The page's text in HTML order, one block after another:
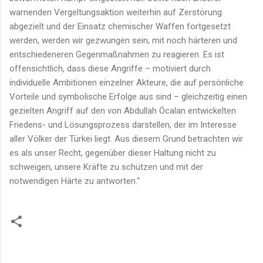
warnenden Vergeltungsaktion weiterhin auf Zerstörung
abgezielt und der Einsatz chemischer Waffen fortgesetzt
werden, werden wir gezwungen sein, mit noch härteren und
entschiedeneren Gegenmaßnahmen zu reagieren. Es ist
offensichtlich, dass diese Angriffe – motiviert durch
individuelle Ambitionen einzelner Akteure, die auf persönliche
Vorteile und symbolische Erfolge aus sind – gleichzeitig einen
gezielten Angriff auf den von Abdullah Öcalan entwickelten
Friedens- und Lösungsprozess darstellen, der im Interesse
aller Völker der Türkei liegt. Aus diesem Grund betrachten wir
es als unser Recht, gegenüber dieser Haltung nicht zu
schweigen, unsere Kräfte zu schützen und mit der
notwendigen Härte zu antworten.“